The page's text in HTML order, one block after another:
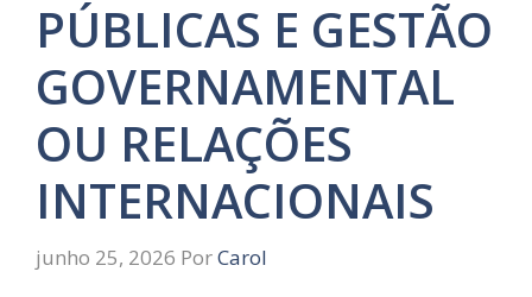
PÚBLICAS E GESTÃO
GOVERNAMENTAL
OU RELAÇÕES
INTERNACIONAIS
junho 25, 2026 PorCarol